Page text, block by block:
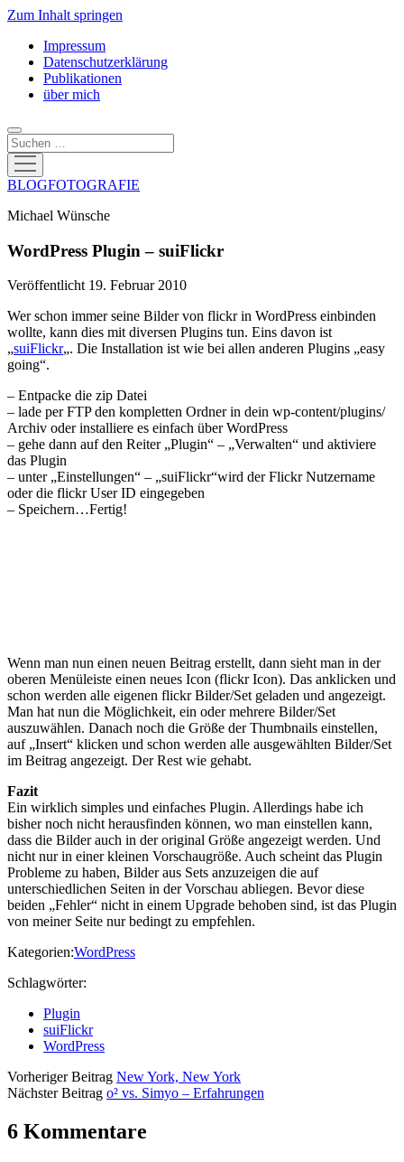
Zum Inhalt springen
Impressum
Datenschutzerklärung
Publikationen
über mich
Suchen
Menü
öffnen
BLOGFOTOGRAFIE
Michael Wünsche
WordPress Plugin – suiFlickr
Veröffentlicht 19. Februar 2010
Wer schon immer seine Bilder von flickr in WordPress einbinden
wollte, kann dies mit diversen Plugins tun. Eins davon ist
„suiFlickr„. Die Installation ist wie bei allen anderen Plugins „easy
going“.
– Entpacke die zip Datei
– lade per FTP den kompletten Ordner in dein wp-content/plugins/
Archiv oder installiere es einfach über WordPress
– gehe dann auf den Reiter „Plugin“ – „Verwalten“ und aktiviere
das Plugin
– unter „Einstellungen“ – „suiFlickr“wird der Flickr Nutzername
oder die flickr User ID eingegeben
– Speichern…Fertig!
Wenn man nun einen neuen Beitrag erstellt, dann sieht man in der
oberen Menüleiste einen neues Icon (flickr Icon). Das anklicken und
schon werden alle eigenen flickr Bilder/Set geladen und angezeigt.
Man hat nun die Möglichkeit, ein oder mehrere Bilder/Set
auszuwählen. Danach noch die Größe der Thumbnails einstellen,
auf „Insert“ klicken und schon werden alle ausgewählten Bilder/Set
im Beitrag angezeigt. Der Rest wie gehabt.
Fazit
Ein wirklich simples und einfaches Plugin. Allerdings habe ich
bisher noch nicht herausfinden können, wo man einstellen kann,
dass die Bilder auch in der original Größe angezeigt werden. Und
nicht nur in einer kleinen Vorschaugröße. Auch scheint das Plugin
Probleme zu haben, Bilder aus Sets anzuzeigen die auf
unterschiedlichen Seiten in der Vorschau abliegen. Bevor diese
beiden „Fehler“ nicht in einem Upgrade behoben sind, ist das Plugin
von meiner Seite nur bedingt zu empfehlen.
Kategorien:WordPress
Schlagwörter:
Plugin
suiFlickr
WordPress
Vorheriger Beitrag New York, New York
Nächster Beitrag o² vs. Simyo – Erfahrungen
6 Kommentare